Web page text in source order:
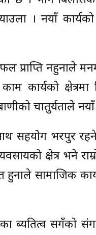
। नयाँ
प्राप्ति नहुनाले
कार्यको
चातुर्यताले
सहयोग भरपुर
क्षेत्र भने
सामाजिक
ब्यतित्व सगँको संगत